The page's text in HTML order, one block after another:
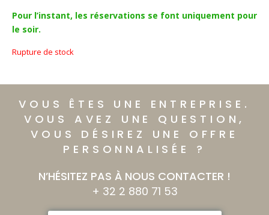
Pour l’instant, les réservations se font uniquement pour
le soir.
Rupture de stock
VOUS ÊTES UNE ENTREPRISE.​
VOUS AVEZ UNE QUESTION,
VOUS DÉSIREZ UNE OFFRE
PERSONNALISÉE ?​
N’HÉSITEZ PAS À NOUS CONTACTER !
+ 32 2 880 71 53